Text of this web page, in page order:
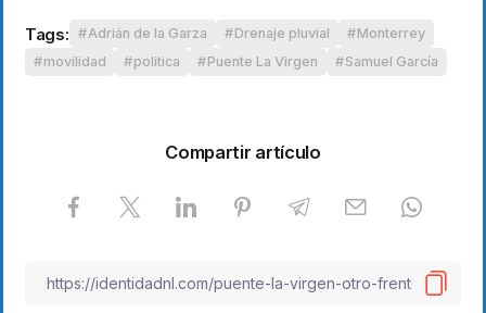
Tags: Adrián de la Garza Drenaje pluvial
Monterrey
movilidad
politica Puente La Virgen Samuel García
Compartir artículo